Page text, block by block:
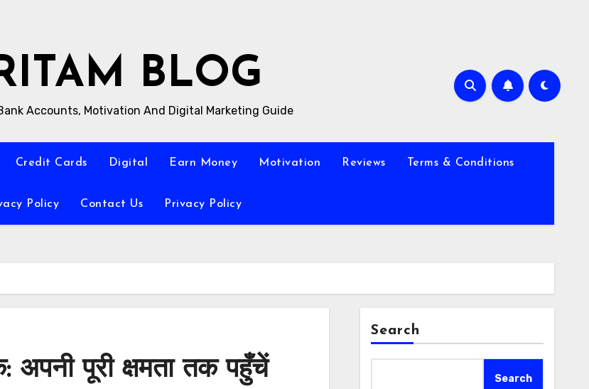
BLOG
Accounts, Motivation And Digital Marketing Guide
Credit Cards Digital Earn Money Motivation Reviews Terms & Conditions
Policy Contact Us Privacy Policy
अपनी पूरी क्षमता तक पहुँचें
Search
Search